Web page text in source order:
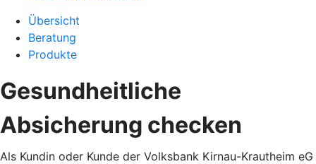
Übersicht
Beratung
Produkte
Gesundheitliche
Absicherung checken
Als Kundin oder Kunde der Volksbank Kirnau-Krautheim eG